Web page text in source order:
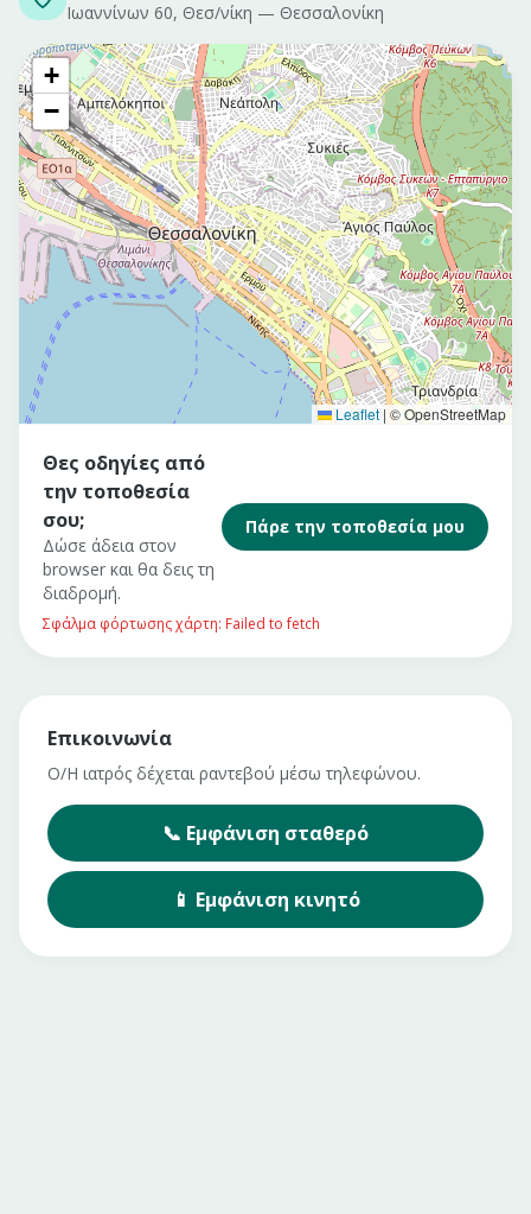
Ιωαννίνων 60, Θεσ/νίκη — Θεσσαλονίκη
+
−
Leaflet |© OpenStreetMap
Θες οδηγίες από
την τοποθεσία
σου;
Δώσε άδεια στον
browser και θα δεις τη
διαδρομή.
Πάρε την τοποθεσία μου
Σφάλμα φόρτωσης χάρτη: Failed to fetch
Επικοινωνία
Ο/Η ιατρός δέχεται ραντεβού μέσω τηλεφώνου.
📞 Εμφάνιση σταθερό
📱 Εμφάνιση κινητό